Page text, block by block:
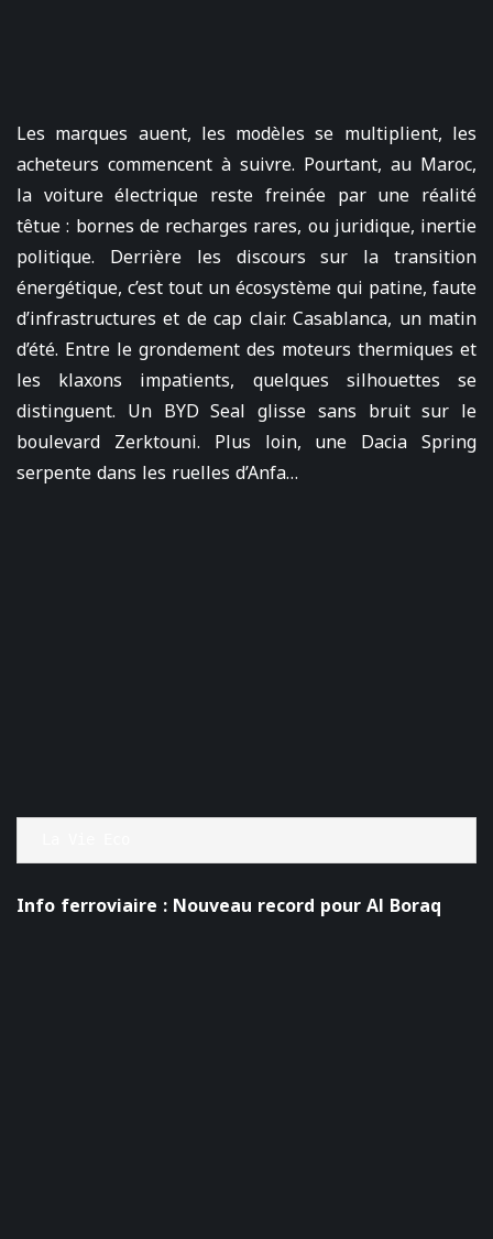
Les marques auent, les modèles se multiplient, les
acheteurs commencent à suivre. Pourtant, au Maroc,
la voiture électrique reste freinée par une réalité
têtue : bornes de recharges rares, ou juridique, inertie
politique. Derrière les discours sur la transition
énergétique, c’est tout un écosystème qui patine, faute
d’infrastructures et de cap clair. Casablanca, un matin
d’été. Entre le grondement des moteurs thermiques et
les klaxons impatients, quelques silhouettes se
distinguent. Un BYD Seal glisse sans bruit sur le
boulevard Zerktouni. Plus loin, une Dacia Spring
serpente dans les ruelles d’Anfa…
Info ferroviaire : Nouveau record pour Al Boraq